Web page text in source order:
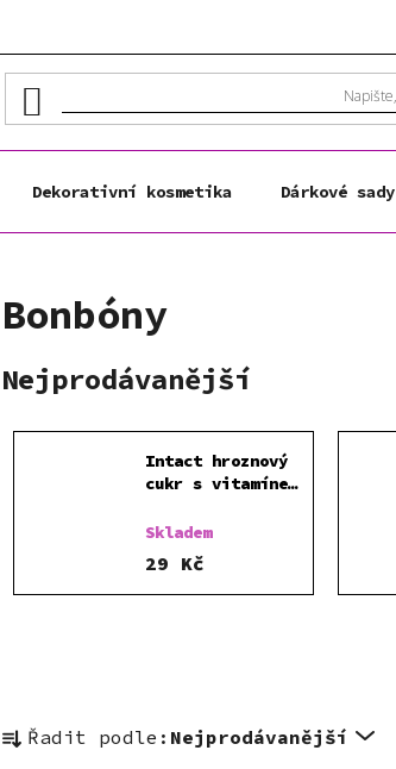
Dekorativní kosmetika Dárkové sady
Bonbóny
Nejprodávanější
Intact hroznový
cukr s vitamínem
Skladem
29 Kč
a Řadit podle: Nejprodávanější